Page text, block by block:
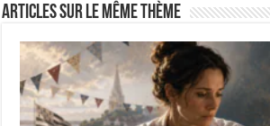
Articles sur le même thème